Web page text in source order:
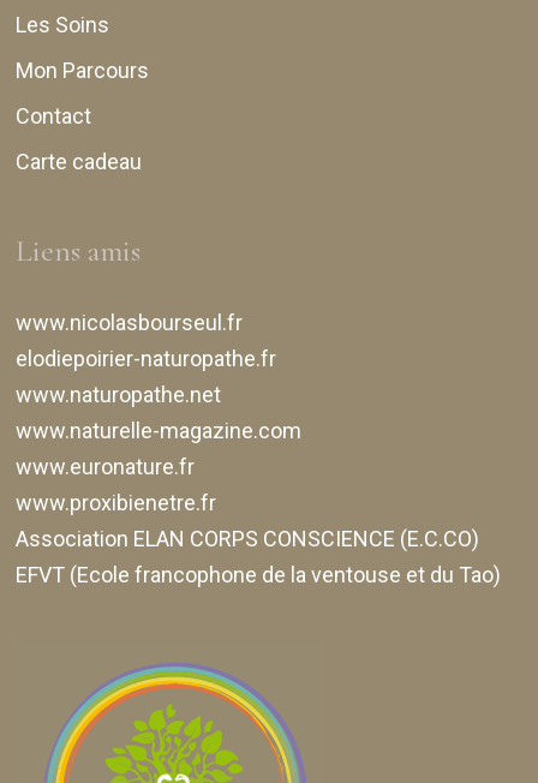
Les Soins
Mon Parcours
Contact
Carte cadeau
Liens amis
www.nicolasbourseul.fr
elodiepoirier-naturopathe.fr
www.naturopathe.net
www.naturelle-magazine.com
www.euronature.fr
www.proxibienetre.fr
Association ELAN CORPS CONSCIENCE (E.C.CO)
EFVT (Ecole francophone de la ventouse et du Tao)